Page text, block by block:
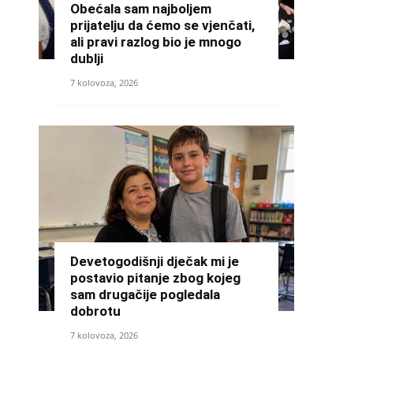
Obećala sam najboljem
prijatelju da ćemo se vjenčati,
ali pravi razlog bio je mnogo
dublji
7 kolovoza, 2026
Devetogodišnji dječak mi je
postavio pitanje zbog kojeg
sam drugačije pogledala
dobrotu
7 kolovoza, 2026